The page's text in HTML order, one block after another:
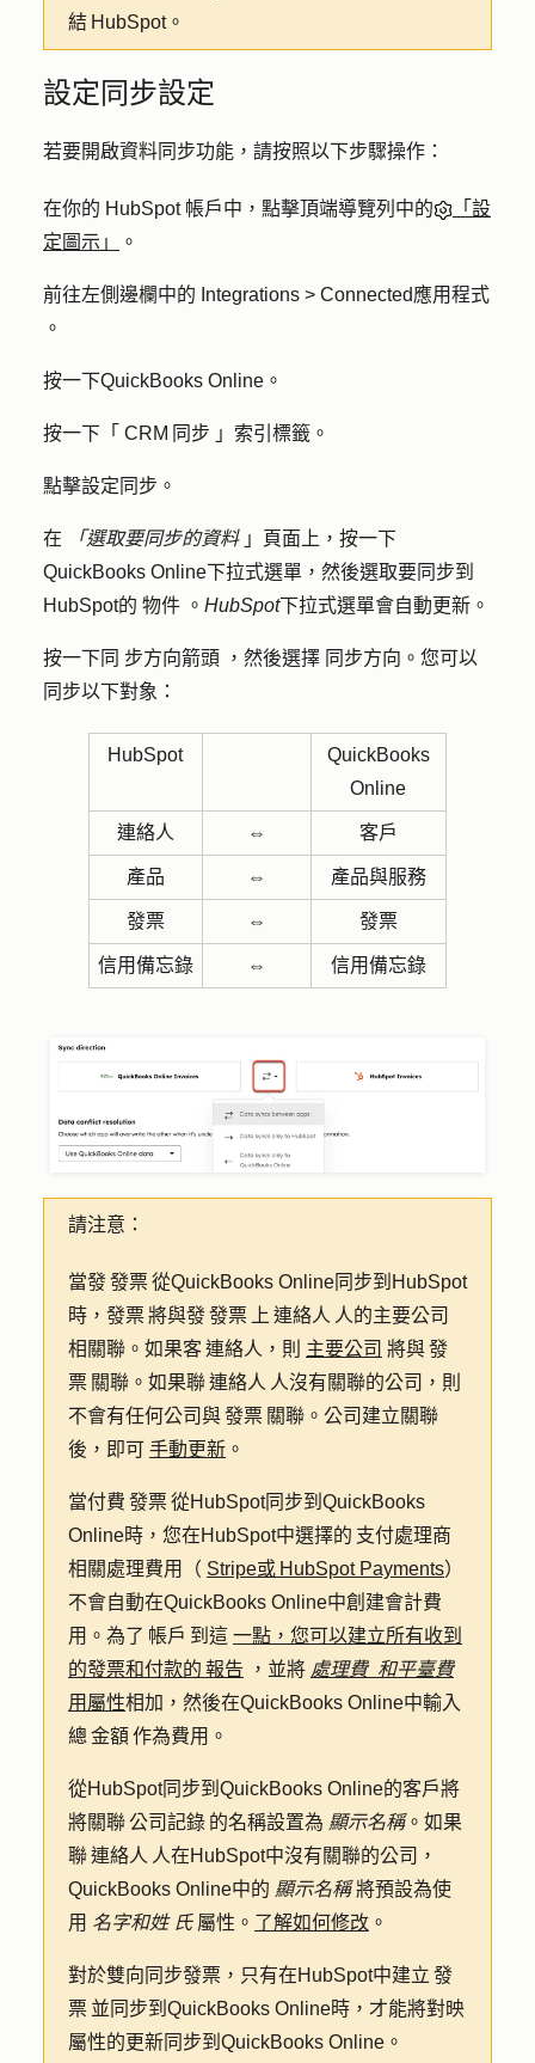
結 HubSpot。
設定同步設定
若要開啟資料同步功能，請按照以下步驟操作：
在你的 HubSpot 帳戶中，點擊頂端導覽列中的
「設
定圖示」
。
前往左側邊欄中的 Integrations > Connected應用程式
。
按一下QuickBooks Online 。
按一下「 CRM 同步 」索引標籤。
點擊設定同步 。
在 「選取要同步的資料」頁面上，按一下
QuickBooks Online下拉式選單，然後選取要同步到
HubSpot的 物件 。 HubSpot下拉式選單會自動更新。
按一下同 步方向箭頭 ，然後選擇 同步方向 。您可以
同步以下對象：
HubSpot
QuickBooks
Online
連絡人 ⇔ 客戶
產品 ⇔ 產品與服務
發票 ⇔ 發票
信用備忘錄 ⇔ 信用備忘錄
請注意：
當發 發票 從QuickBooks Online同步到HubSpot
時，發票 將與發 發票 上 連絡人 人的主要公司
相關聯。如果客 連絡人，則 主要公司 將與 發
票 關聯。如果聯 連絡人 人沒有關聯的公司，則
不會有任何公司與 發票 關聯。公司建立關聯
後，即可 手動更新 。
當付費 發票 從HubSpot同步到QuickBooks
Online時，您在HubSpot中選擇的 支付處理商
相關處理費用（ Stripe或 HubSpot Payments）
不會自動在QuickBooks Online中創建會計費
用。為了 帳戶 到這 一點，您可以建立所有收到
的發票和付款的 報告 ，並將 處理費 和平臺費
用屬性相加，然後在QuickBooks Online中輸入
總 金額 作為費用。
從HubSpot同步到QuickBooks Online的客戶將
將關聯 公司記錄 的名稱設置為 顯示名稱。如果
聯 連絡人 人在HubSpot中沒有關聯的公司，
QuickBooks Online中的 顯示名稱將預設為使
用 名字和姓 氏屬性。 了解如何修改 。
對於雙向同步發票，只有在HubSpot中建立 發
票 並同步到QuickBooks Online時，才能將對映
屬性的更新同步到QuickBooks Online。